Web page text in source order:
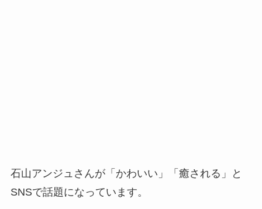
石山アンジュさんが「かわいい」「癒される」と
SNSで話題になっています。